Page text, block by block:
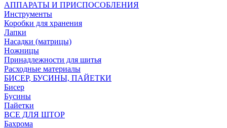
АППАРАТЫ И ПРИСПОСОБЛЕНИЯ
Инструменты
Коробки для хранения
Лапки
Насадки (матрицы)
Ножницы
Принадлежности для шитья
Расходные материалы
БИСЕР, БУСИНЫ, ПАЙЕТКИ
Бисер
Бусины
Пайетки
ВСЕ ДЛЯ ШТОР
Бахрома